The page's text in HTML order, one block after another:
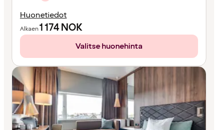
Huonetiedot
Alkaen1 174NOK
Valitse huonehinta